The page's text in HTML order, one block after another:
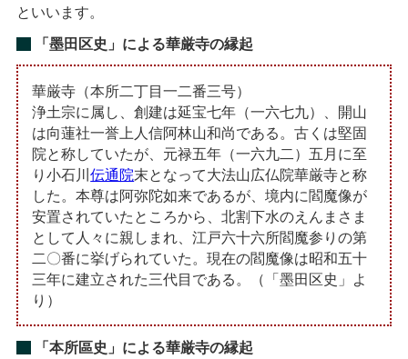
といいます。
「墨田区史」による華厳寺の縁起
華厳寺（本所二丁目一二番三号）
浄土宗に属し、創建は延宝七年（一六七九）、開山
は向蓮社一誉上人信阿林山和尚である。古くは堅固
院と称していたが、元禄五年（一六九二）五月に至
り小石川伝通院末となって大法山広仏院華厳寺と称
した。本尊は阿弥陀如来であるが、境内に閻魔像が
安置されていたところから、北割下水のえんまさま
として人々に親しまれ、江戸六十六所閻魔参りの第
二〇番に挙げられていた。現在の閻魔像は昭和五十
三年に建立された三代目である。（「墨田区史」よ
り）
「本所區史」による華厳寺の縁起